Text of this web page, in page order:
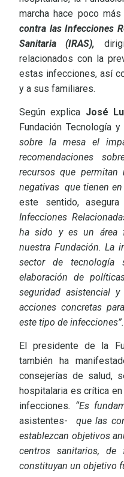
marcha hace poco
contra las Infecciones
Sanitaria (IRAS),
relacionados con la
estas infecciones, así
y a sus familiares.
Según explica José
Fundación Tecnología y
sobre la mesa el
recomendaciones
recursos que permitan
negativas que tienen en
este sentido, asegura
Infecciones
ha sido y es un área
nuestra Fundación. La
sector de tecnología
elaboración de
seguridad asistencial
acciones concretas
este tipo de infecciones”.
El presidente de la
también ha
consejerías de salud,
hospitalaria es crítica
infecciones. “Es
asistentes- que las
establezcan objetivos
centros sanitarios,
constituyan un objetivo